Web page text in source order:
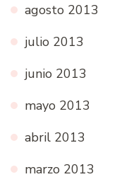
agosto 2013
julio 2013
junio 2013
mayo 2013
abril 2013
marzo 2013